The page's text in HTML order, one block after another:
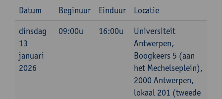
Datum Beginuur Einduur
Locatie
dinsdag
13
januari
2026
09:00u 16:00u
Universiteit
Antwerpen,
Boogkeers 5 (aan
het Mechelseplein),
2000 Antwerpen,
lokaal 201 (tweede